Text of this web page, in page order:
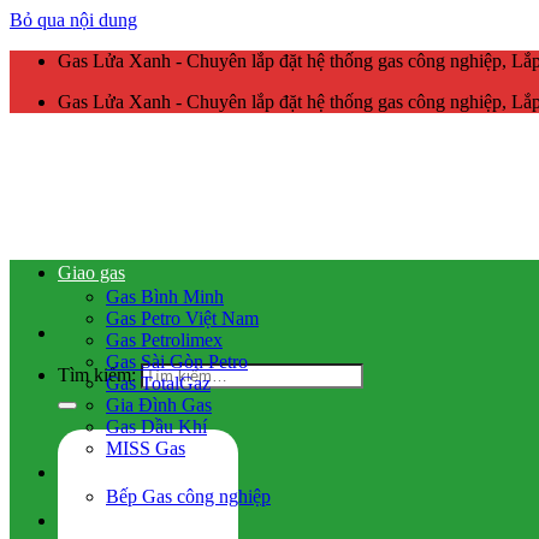
Bỏ qua nội dung
Gas Lửa Xanh - Chuyên lắp đặt hệ thống gas công nghiệp,
Gas Lửa Xanh - Chuyên lắp đặt hệ thống gas công nghiệp,
Tìm kiếm:
Giao gas
Gas Bình Minh
Gas Petro Việt Nam
Gas Petrolimex
Gas Sài Gòn Petro
Gas TotalGaz
Gia Đình Gas
Gas Dầu Khí
MISS Gas
Bếp Gas công nghiệp